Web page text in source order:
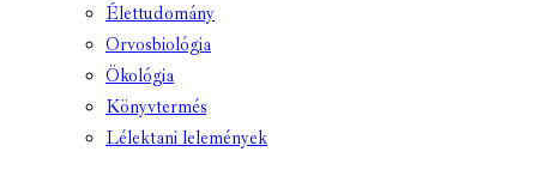
Élettudomány
Orvosbiológia
Ökológia
Könyvtermés
Lélektani lelemények